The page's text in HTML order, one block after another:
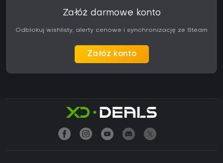
Załóż darmowe konto
Odblokuj wishlisty, alerty cenowe i synchronizację ze Steam
Załóż konto